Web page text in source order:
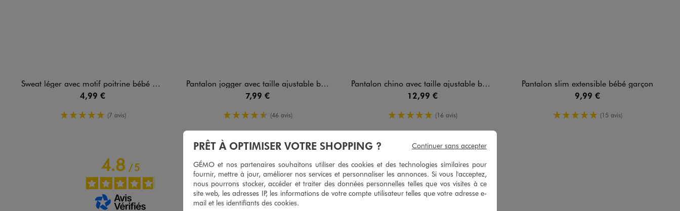
Sweat léger avec motif poitrine bébé garçon
4,99 €
5/5 de moyenne
(7 avis)
Pantalon jogger avec taille ajustable bébé garçon
7,99 €
4.5/5 de moyenne
(46 avis)
Pantalon chino avec taille ajustable bébé garçon
12,99 €
5/5 de moyenne
(16 avis)
Pantalon slim extensible bébé garçon
9,99 €
5/5 de moyenne
(15 avis)
4.8/5 5 /5
Avis vérifié et récompensé
Pantalon très chic
Avis du14/07/2026
PRÊT À OPTIMISER VOTRE SHOPPING ?
GÉMO et nos partenaires souhaitons utiliser des cookies et des technologies similaires pour
fournir, mettre à jour, améliorer nos services et personnaliser les annonces. Si vous l'acceptez,
nous pourrons stocker, accéder et traiter des données personnelles telles que vos visites à ce
site web, les adresses IP, les informations de votre compte utilisateur telles que votre adresse e-
mail et les identifiants des cookies.
Continuer sans accepter